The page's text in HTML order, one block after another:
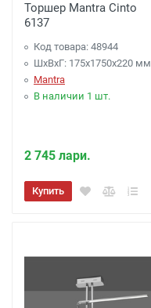
Торшер Mantra Cinto
6137
Код товара: 48944
ШхВхГ: 175x1750x220 мм
Mantra
В наличии 1 шт.
2 745 лари.
Купить